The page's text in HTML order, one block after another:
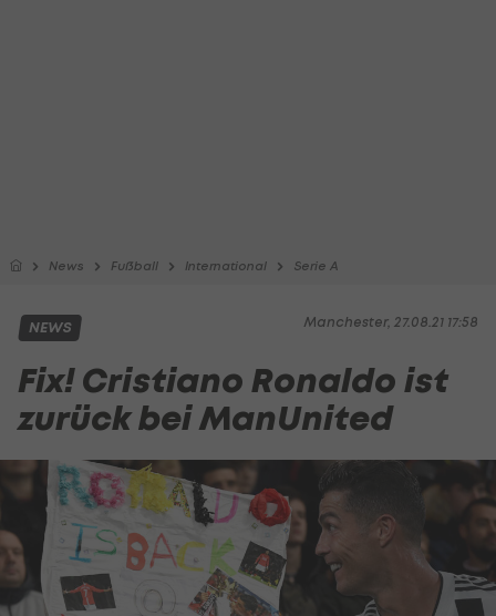
News Fußball International Serie A
Manchester, 27.08.21 17:58
NEWS
Fix! Cristiano Ronaldo ist
zurück bei ManUnited